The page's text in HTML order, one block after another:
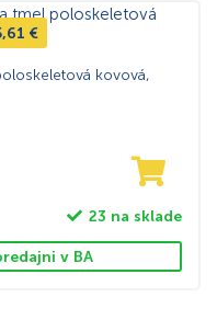
€
kovová,
23 na sklade
v BA